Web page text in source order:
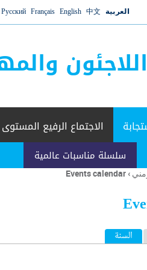
العربية 中文
English
Français
Русский
اللاجئون
سلسلة مناسبات عالمية
الاجتماع الرفيع المستوى
›
Events calendar
السنة (علامة التبويب النشطة)